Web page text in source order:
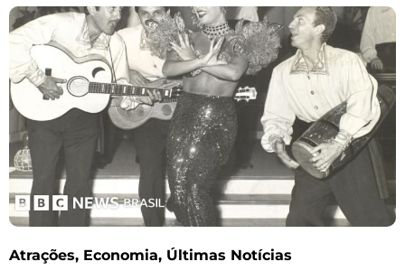
Atrações, Economia, Últimas Notícias